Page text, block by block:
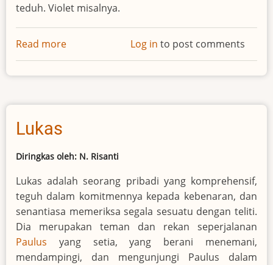
teduh. Violet misalnya.
Read more
Dorkas
Log in to post comments
Lukas
Diringkas oleh: N. Risanti
Lukas adalah seorang pribadi yang komprehensif,
teguh dalam komitmennya kepada kebenaran, dan
senantiasa memeriksa segala sesuatu dengan teliti.
Dia merupakan teman dan rekan seperjalanan
Paulus yang setia, yang berani menemani,
mendampingi, dan mengunjungi Paulus dalam